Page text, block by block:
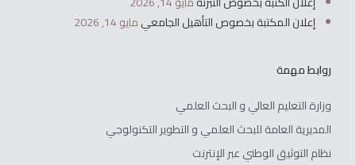
إعلان المكتبة بخصوص التأهيل الجامعيمايو 14, 2026
روابط مهمة
وزارة التعليم العالي و البحث العلمي
المديرية العامة للبحث العلمي و التطوير التكنولوجي
نظام التوثيق الوطني عبر الإنترنت